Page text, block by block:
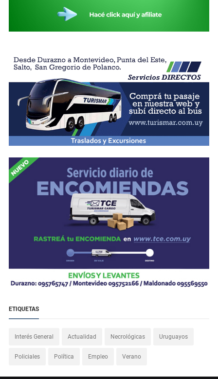
ETIQUETAS
Interés General Actualidad Necrológicas Uruguayos
Policiales Política Empleo Verano